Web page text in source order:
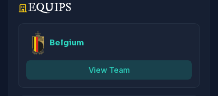
EQUIPS
Belgium
View Team